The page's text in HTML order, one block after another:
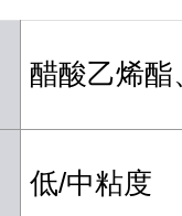
醋酸乙烯
低/中粘度